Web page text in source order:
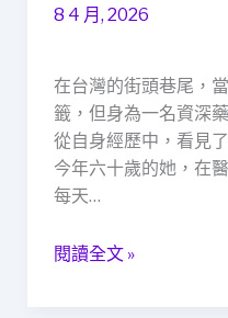
8 4 月, 2026
在台灣的街頭巷尾，
籤，但身為一名資深
從自身經歷中，看見
今年六十歲的她，在
每天…
的
當
舖
如
何
成
社
閱讀全文 »